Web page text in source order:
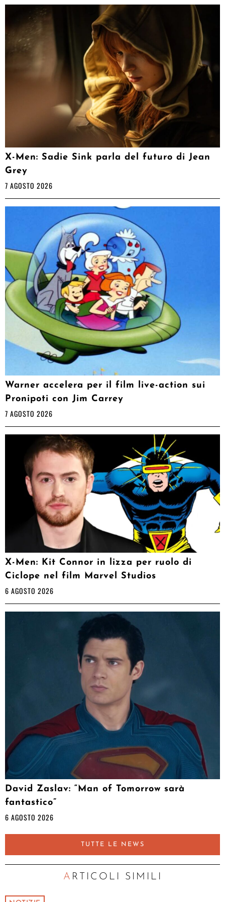
X-Men: Sadie Sink parla del futuro di Jean
Grey
7 AGOSTO 2026
Warner accelera per il film live-action sui
Pronipoti con Jim Carrey
7 AGOSTO 2026
X-Men: Kit Connor in lizza per ruolo di
Ciclope nel film Marvel Studios
6 AGOSTO 2026
David Zaslav: “Man of Tomorrow sarà
fantastico”
6 AGOSTO 2026
TUTTE LE NEWS
ARTICOLI SIMILI